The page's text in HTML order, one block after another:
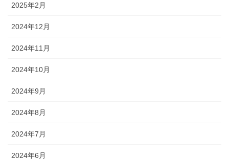
2025年2月
2024年12月
2024年11月
2024年10月
2024年9月
2024年8月
2024年7月
2024年6月